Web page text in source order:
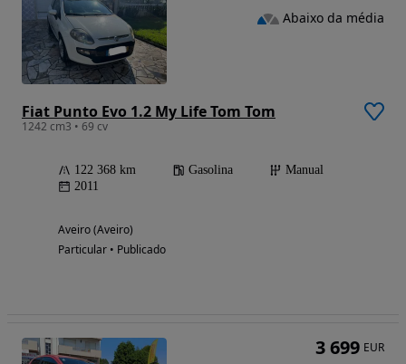
Fiat Punto Evo 1.2 My Life Tom Tom
1242 cm3 • 69 cv
122 368 km Gasolina
Manual
2011
Aveiro (Aveiro)
Particular • Publicado
Abaixo da média
3 699 EUR